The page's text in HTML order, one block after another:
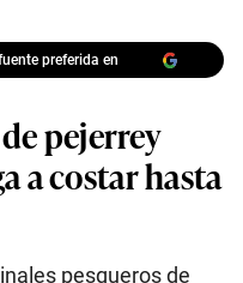
preferida en
pejerrey
a costar hasta
pesqueros de